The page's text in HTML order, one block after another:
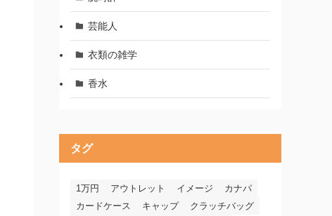
芸能人
衣類の雑学
香水
タグ
1万円 アウトレット イメージ
カナパ
カードケース
キャップ
クラッチバッグ